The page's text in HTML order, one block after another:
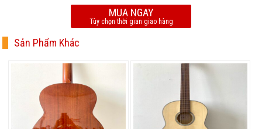
MUA NGAY
Tùy chọn thời gian giao hàng
Sản Phẩm Khác